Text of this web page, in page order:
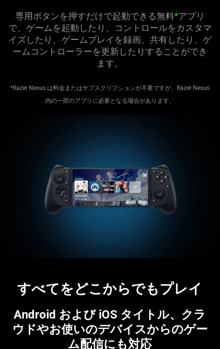
専用ボタンを押すだけで起動できる無料*アプリ
で、ゲームを起動したり、コントロールをカスタマ
イズしたり、ゲームプレイを録画、共有したり、ゲ
ームコントローラーを更新したりすることができ
ます。
*Razer Nexus は料金またはサブスクリプションが不要ですが、Razer Nexus
内の一部のアプリに必要となる場合があります。
すべてをどこからでもプレイ
Android および iOS タイトル、クラ
ウドやお使いのデバイスからのゲー
ム配信にも対応